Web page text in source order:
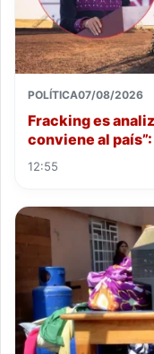
POLÍTICA07/08/2026
Fracking es
conviene al
12:55